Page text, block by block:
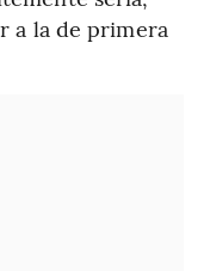
a la de primera